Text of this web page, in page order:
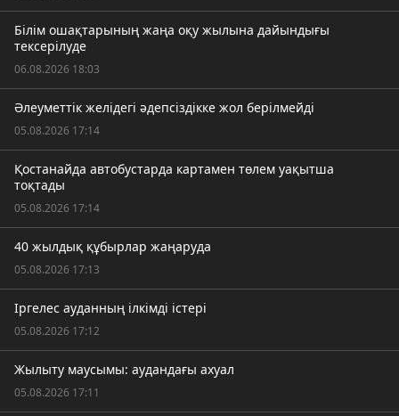
Білім ошақтарының жаңа оқу жылына дайындығы
тексерілуде
06.08.2026 18:03
Әлеуметтік желідегі әдепсіздікке жол берілмейді
05.08.2026 17:14
Қостанайда автобустарда картамен төлем уақытша
тоқтады
05.08.2026 17:14
40 жылдық құбырлар жаңаруда
05.08.2026 17:13
Іргелес ауданның ілкімді істері
05.08.2026 17:12
Жылыту маусымы: аудандағы ахуал
05.08.2026 17:11